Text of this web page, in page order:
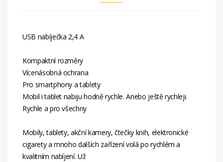
USB nabíječka 2,4 A
Kompaktní rozměry
Vícenásobná ochrana
Pro smartphony a tablety
Mobil i tablet nabiju hodně rychle. Anebo ještě rychleji.
Rychle a pro všechny
Mobily, tablety, akční kamery, čtečky knih, elektronické
cigarety a mnoho dalších zařízení volá po rychlém a
kvalitním nabíjení. Už